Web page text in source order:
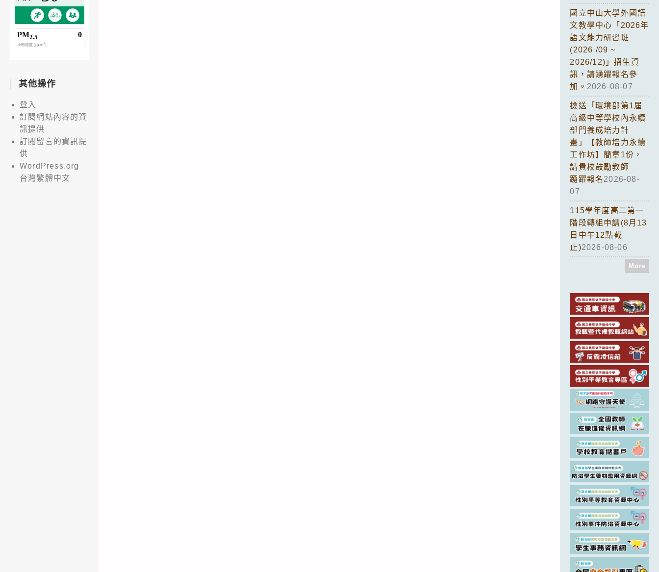
其他操作
登入
訂閱網站內容的資
訊提供
訂閱留言的資訊提
供
WordPress.org
台灣繁體中文
國立中山大學外國語
文教學中心「2026年
語文能力研習班
(2026 /09 ~
2026/12)」招生資
訊，請踴躍報名參
加。 2026-08-07
檢送「環境部第1屆
高級中等學校內永續
部門養成培力計
畫」【教師培力永續
工作坊】簡章1份，
請貴校鼓勵教師
踴躍報名2026-08-
07
115學年度高二第一
階段轉組申請(8月13
日中午12點截
止)2026-08-06
More